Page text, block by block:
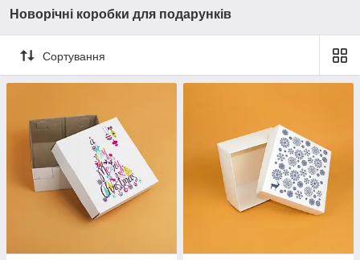
Новорічні коробки для подарунків
Сортування